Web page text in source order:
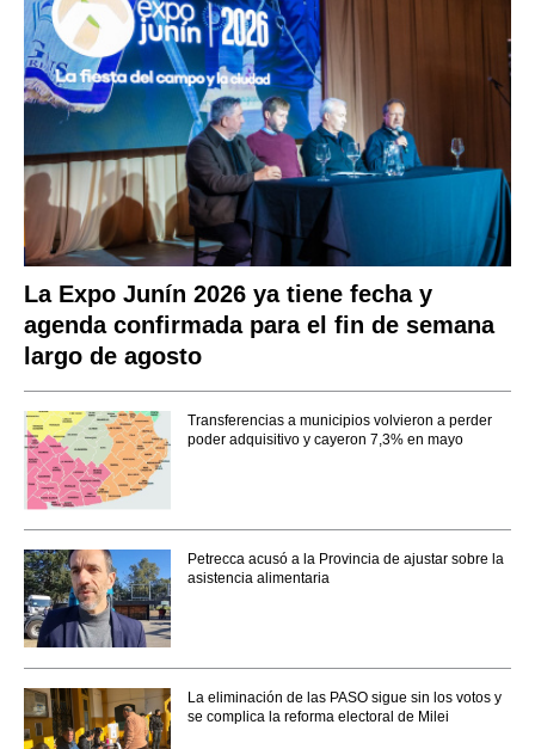
La Expo Junín 2026 ya tiene fecha y
agenda confirmada para el fin de semana
largo de agosto
Transferencias a municipios volvieron a perder
poder adquisitivo y cayeron 7,3% en mayo
Petrecca acusó a la Provincia de ajustar sobre la
asistencia alimentaria
La eliminación de las PASO sigue sin los votos y
se complica la reforma electoral de Milei